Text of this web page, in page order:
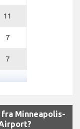
11
7
7
Minneapolis-